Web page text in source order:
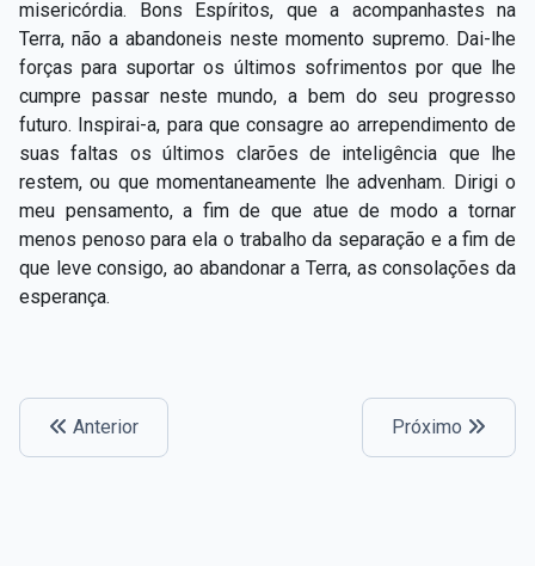
misericórdia. Bons Espíritos, que a acompanhastes na
Terra, não a abandoneis neste momento supremo. Dai-lhe
forças para suportar os últimos sofrimentos por que lhe
cumpre passar neste mundo, a bem do seu progresso
futuro. Inspirai-a, para que consagre ao arrependimento de
suas faltas os últimos clarões de inteligência que lhe
restem, ou que momentaneamente lhe advenham. Dirigi o
meu pensamento, a fim de que atue de modo a tornar
menos penoso para ela o trabalho da separação e a fim de
que leve consigo, ao abandonar a Terra, as consolações da
esperança.
Anterior Próximo